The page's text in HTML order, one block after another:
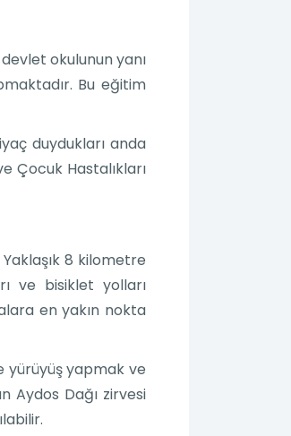
okulunun yanı
Bu eğitim
duydukları anda
Çocuk Hastalıkları
8 kilometre
ve bisiklet yolları
en yakın nokta
yürüyüş yapmak ve
Aydos Dağı zirvesi